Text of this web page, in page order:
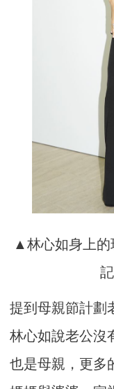
▲林心如身上的
提到母親節計劃
林心如說老公沒
也是母親，更多